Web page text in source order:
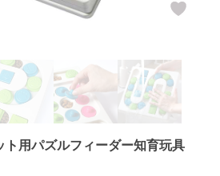
ト用パズルフィーダー知育玩具